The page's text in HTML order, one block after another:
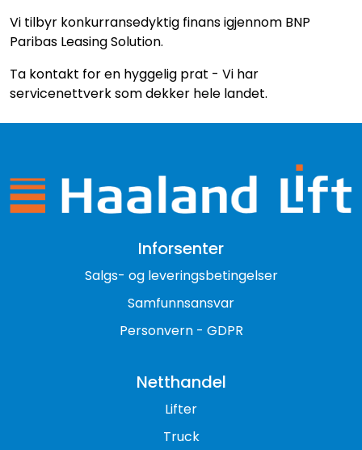
Vi tilbyr konkurransedyktig finans igjennom BNP
Paribas Leasing Solution.
Ta kontakt for en hyggelig prat - Vi har
servicenettverk som dekker hele landet.
Inforsenter
Salgs- og leveringsbetingelser
Samfunnsansvar
Personvern - GDPR
Netthandel
Lifter
Truck